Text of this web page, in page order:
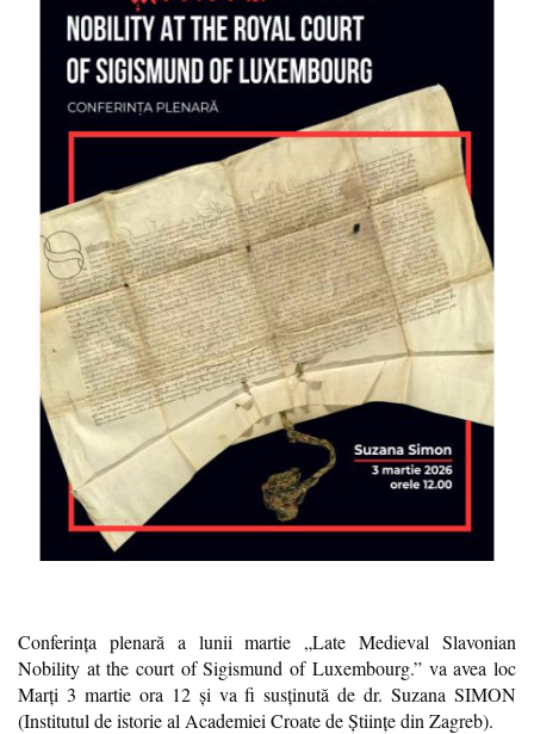
Conferința plenară a lunii martie „Late Medieval Slavonian
Nobility at the court of Sigismund of Luxembourg.” va avea loc
Marți 3 martie ora 12 și va fi susținută de dr. Suzana SIMON
(Institutul de istorie al Academiei Croate de Științe din Zagreb).